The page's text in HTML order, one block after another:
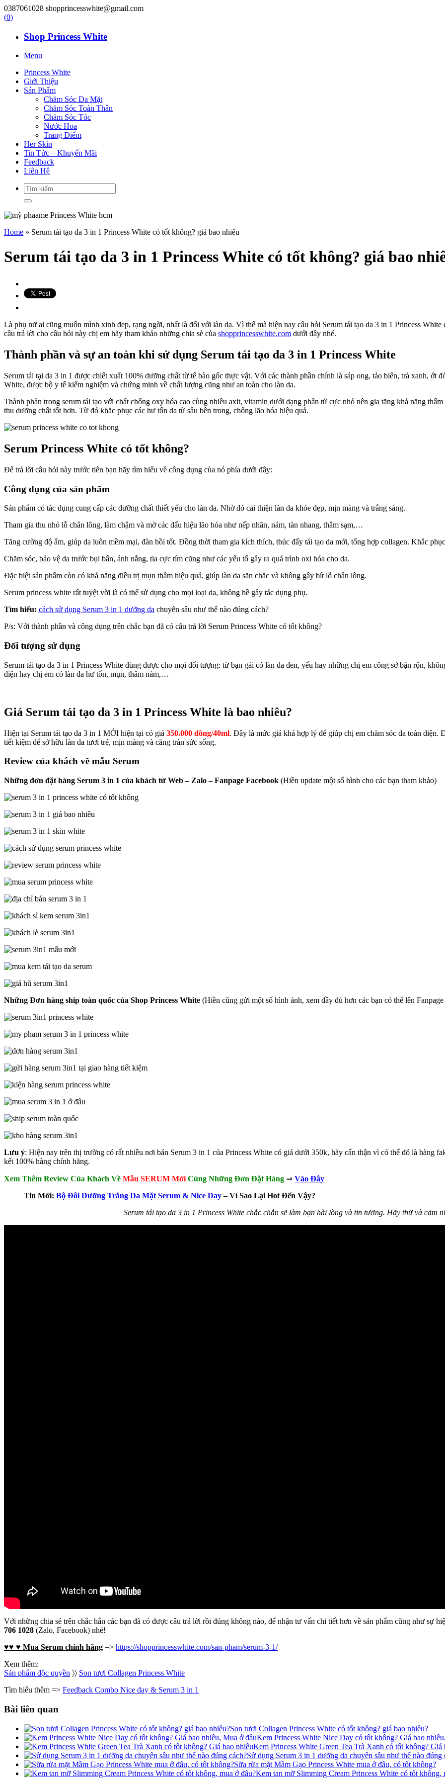
0387061028 shopprincesswhite@gmail.com
(0)
Shop Princess White
Menu
Princess White
Giới Thiệu
Sản Phẩm
Chăm Sóc Da Mặt
Chăm Sóc Toàn Thân
Chăm Sóc Tóc
Nước Hoa
Trang Điểm
Her Skin
Tin Tức – Khuyến Mãi
Feedback
Liên Hệ
Home » Serum tái tạo da 3 in 1 Princess White có tốt không? giá bao nhiêu
Serum tái tạo da 3 in 1 Princess White có tốt không? giá bao
Là phụ nữ ai cũng muốn mình xinh đep, rạng ngời, nhất là đối với làn da. Vì thế mà hiện nay câu hỏi Serum tái tạo da 3 in 1 Princess
câu trả lời cho câu hỏi này chị em hãy tham khảo những chia sẻ của shopprincesswhite.com dưới đây nhé.
Thành phần và sự an toàn khi sử dụng Serum tái tạo da 3 in 1 Princess White
Serum tái tại da 3 in 1 được chiết xuất 100% dưỡng chất từ tế bào gốc thực vật. Với các thành phần chính là sáp ong, tảo biển, trà xanh,
White, được bộ y tế kiểm nghiệm và chứng minh về chất lượng cũng như an toàn cho làn da.
Thành phần trong serum tái tạo với chất chống oxy hóa cao cùng nhiều axit, vitamin dưới dạng phân tử cực nhỏ nên gia tăng khả năng
thu dưỡng chất tốt hơn. Từ đó khắc phục các hư tổn da từ sâu bên trong, chống lão hóa hiệu quả.
Serum Princess White có tốt không?
Để trả lời câu hỏi này trước tiên bạn hãy tìm hiểu về công dụng của nó phía dưới đây:
Công dụng của sản phẩm
Sản phẩm có tác dụng cung cấp các dưỡng chất thiết yếu cho làn da. Nhờ đó cải thiện làn da khỏe đẹp, mịn màng và trắng sáng.
Tham gia thu nhỏ lỗ chân lông, làm chậm và mờ các dấu hiệu lão hóa như nếp nhăn, nám, tàn nhang, thâm sạm,…
Tăng cường độ ẩm, giúp da luôn mềm mại, đàn hồi tốt. Đồng thời tham gia kích thích, thúc đẩy tái tạo da mới, tổng hợp collagen. Khắc
Chăm sóc, bảo vệ da trước bụi bẩn, ánh nắng, tia cực tím cũng như các yếu tố gây ra quá trình oxi hóa cho da.
Đặc biệt sản phẩm còn có khả năng điều trị mụn thâm hiệu quả, giúp làn da săn chắc và không gây bít lỗ chân lông.
Serum princess white rất tuyệt vời là có thể sử dụng cho mọi loại da, không hề gây tác dụng phụ.
Tìm hiểu: cách sử dụng Serum 3 in 1 dưỡng da chuyên sâu như thế nào đúng cách?
P/s: Với thành phần và công dụng trên chắc bạn đã có câu trả lời Serum Princess White có tốt không?
Đối tượng sử dụng
Serum tái tạo da 3 in 1 Princess White dùng được cho mọi đối tượng: từ bạn gái có làn da đen, yếu hay những chị em công sở bận rộn,
diện hay chị em có làn da hư tổn, mụn, thâm nám,…
Giá Serum tái tạo da 3 in 1 Princess White là bao nhiêu?
Hiện tại Serum tái tạo da 3 in 1 MỚI hiện tại có giá 350.000 đồng/40ml. Đây là mức giá khá hợp lý để giúp chị em chăm sóc da toàn
tiết kiệm để sở hữu làn da tươi trẻ, mịn màng và căng tràn sức sống.
Review của khách về mẫu Serum
Những đơn đặt hàng Serum 3 in 1 của khách từ Web – Zalo – Fanpage Facebook (Hiền update một số hình cho các bạn tham khảo)
Những Đơn hàng ship toàn quốc của Shop Princess White (Hiền cũng gửi một số hình ảnh, xem đầy đủ hơn các bạn có thể lên Fanpage
Lưu ý: Hiện nay trên thị trường có rất nhiều nơi bán Serum 3 in 1 của Princess White có giá dưới 350k, hãy cẩn thận vì có thể đó là hàng
kết 100% hàng chính hãng.
Xem Thêm Review Của Khách Về Mẫu SERUM Mới Cùng Những Đơn Đặt Hàng ⇒ Vào Đây
Tin Mới: Bộ Đôi Dưỡng Trắng Da Mặt Serum & Nice Day– Vì Sao Lại Hot Đến Vậy?
Serum tái tạo da 3 in 1 Princess White chắc chắn sẽ làm bạn hài lòng và tin tưởng. Hãy thử và cảm
Với những chia sẻ trên chắc hẳn các bạn đã có được câu trả lời rồi đúng không nào, để nhận tư vấn chi tiết hơn về sản phẩm cũng như sự
706 1028 (Zalo, Facebook) nhé!
♥♥ ♥ Mua Serum chính hãng => https://shopprincesswhite.com/san-pham/serum-3-1/
Xem thêm:
Sản phẩm độc quyền 〉〉 Son tươi Collagen Princess White
Tìm hiểu thêm => Feedback Combo Nice day & Serum 3 in 1
Bài liên quan
Son tươi Collagen Princess White có tốt không? giá bao nhiêu?
Kem Princess White Nice Day có tốt không? Giá bao
Kem Princess White Green Tea Trà Xanh có tốt không? Giá
Sử dụng Serum 3 in 1 dưỡng da chuyên sâu như thế nào đúng
Sữa rửa mặt Mầm Gạo Princess White mua ở đâu, có tốt không?
Kem tan mỡ Slimming Cream Princess White có tốt không,